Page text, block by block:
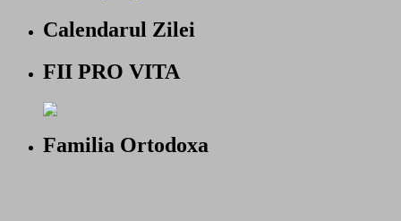
Calendarul Zilei
FII PRO VITA
Familia Ortodoxa